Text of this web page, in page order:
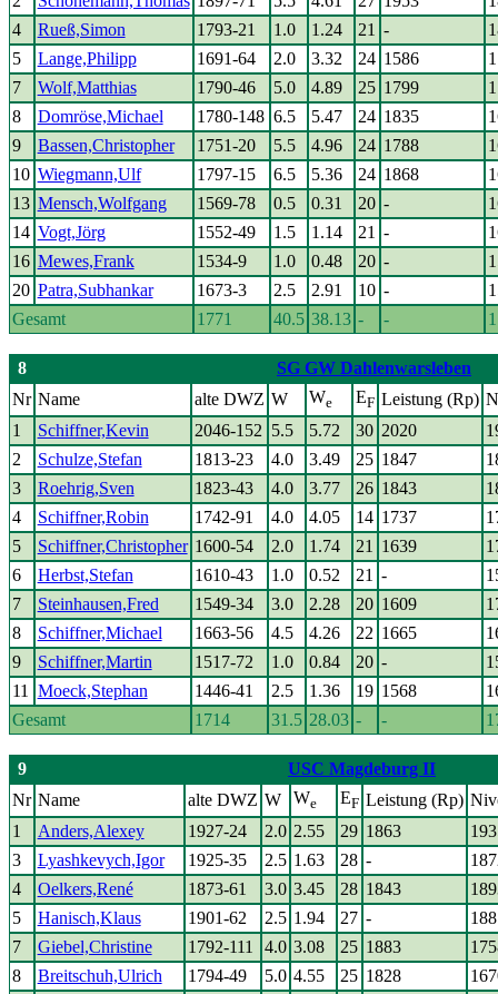
4
Rueß,Simon 1793-21 1.0 1.24 21 -
5
Lange,Philipp 1691-64 2.0 3.32 24 1586
7
Wolf,Matthias 1790-46 5.0 4.89 25 1799
8
Domröse,Michael 1780-148 6.5 5.47 24 1835
9
Bassen,Christopher 1751-20 5.5 4.96 24 1788
10 Wiegmann,Ulf 1797-15 6.5 5.36 24 1868
13 Mensch,Wolfgang 1569-78 0.5 0.31 20 -
14 Vogt,Jörg 1552-49 1.5 1.14 21 -
16 Mewes,Frank 1534-9 1.0 0.48 20 -
20 Patra,Subhankar 1673-3 2.5 2.91 10 -
Gesamt
1771 40.5 38.13 - -
8
SG GW Dahlenwarsleben
Nr Name alte DWZ W We EF Leistung (Rp)
1
Schiffner,Kevin 2046-152 5.5 5.72 30 2020
2
Schulze,Stefan 1813-23 4.0 3.49 25 1847
3
Roehrig,Sven 1823-43 4.0 3.77 26 1843
4
Schiffner,Robin 1742-91 4.0 4.05 14 1737
5
Schiffner,Christopher 1600-54 2.0 1.74 21 1639
6
Herbst,Stefan 1610-43 1.0 0.52 21 -
7
Steinhausen,Fred 1549-34 3.0 2.28 20 1609
8
Schiffner,Michael 1663-56 4.5 4.26 22 1665
9
Schiffner,Martin 1517-72 1.0 0.84 20 -
11
Moeck,Stephan 1446-41 2.5 1.36 19 1568
Gesamt
1714 31.5 28.03 - -
9
USC Magdeburg II
Nr Name alte DWZ W We EF Leistung (Rp)
1
Anders,Alexey 1927-24 2.0 2.55 29 1863
3
Lyashkevych,Igor 1925-35 2.5 1.63 28 -
4
Oelkers,René 1873-61 3.0 3.45 28 1843
5
Hanisch,Klaus 1901-62 2.5 1.94 27 -
7
Giebel,Christine 1792-111 4.0 3.08 25 1883
8
Breitschuh,Ulrich 1794-49 5.0 4.55 25 1828